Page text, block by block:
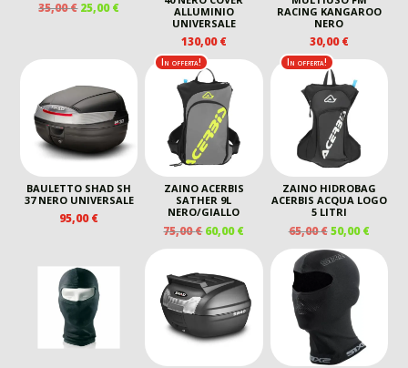
35,00€ IL
ERA:
25,00€IL
25,00 €.
ALLUMINIO
UNIVERSALE
130,00€
RACING KANGAROO
NERO
30,00€
BAULETTO SHAD SH
37 NERO UNIVERSALE
95,00€
In offerta!
ZAINO ACERBIS
SATHER 9L
NERO/GIALLO
75,00€ IL
PREZZO
ORIGINALE
ERA:
75,00 €.
60,00€IL
PREZZO
ATTUALE
È:
60,00 €.
In offerta!
ZAINO HIDROBAG
ACERBIS ACQUA LOGO
5 LITRI
65,00€ IL
PREZZO
ORIGINALE
ERA:
65,00 €.
50,00€IL